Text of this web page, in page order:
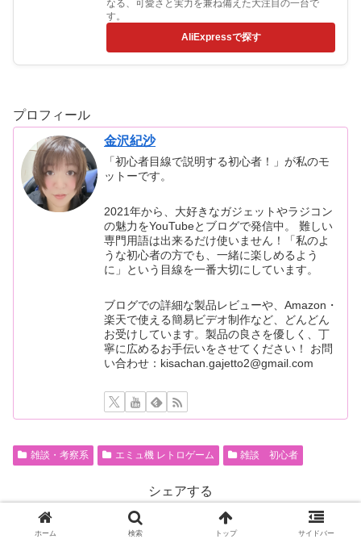
なる、可愛さと実力を兼ね備えた大注目の一台で
す。
AliExpressで探す
プロフィール
金沢紀沙
「初心者目線で説明する初心者！」が私のモ
ットーです。
2021年から、大好きなガジェットやラジコン
の魅力をYouTubeとブログで発信中。 難しい
専門用語は出来るだけ使いません！「私のよ
うな初心者の方でも、一緒に楽しめるよう
に」という目線を一番大切にしています。
ブログでの詳細な製品レビューや、Amazon・
楽天で使える簡易ビデオ制作など、どんどん
お受けしています。製品の良さを優しく、丁
寧に広めるお手伝いをさせてください！ お問
い合わせ：kisachan.gajetto2@gmail.com
雑談・考察系 エミュ機 レトロゲーム 雑談 初心者
シェアする
はてブ
ホーム 検索 トップ サイドバー